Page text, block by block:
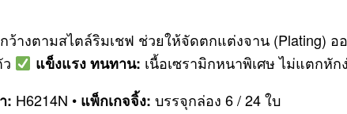
ว้างตามสไตล์ริมเชฟ ช่วยให้จัดตกแต่งจาน (Plating)
แข็งแรง ทนทาน: เนื้อเซรามิกหนาพิเศษ ไม่แตกหั
: H6214N • แพ็กเกจจิ้ง: บรรจุกล่อง 6 / 24 ใบ